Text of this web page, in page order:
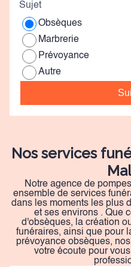
Sujet
Obsèques
Marbrerie
Prévoyance
Autre
Nos services
Notre agence de
ensemble de services
dans les moments les plus
et ses environs . Que
d'obsèques, la création
funéraires, ainsi que pour
prévoyance obsèques,
votre écoute pour